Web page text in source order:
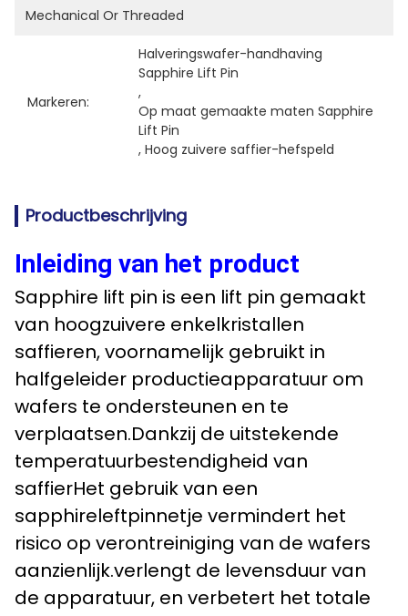
Mechanical Or Threaded
Markeren:
Halveringswafer-handhaving
Sapphire Lift Pin
,
Op maat gemaakte maten Sapphire
Lift Pin
, Hoog zuivere saffier-hefspeld
Productbeschrijving
Inleiding van het product
Sapphire lift pin is een lift pin gemaakt
van hoogzuivere enkelkristallen
saffieren, voornamelijk gebruikt in
halfgeleider productieapparatuur om
wafers te ondersteunen en te
verplaatsen.Dankzij de uitstekende
temperatuurbestendigheid van
saffierHet gebruik van een
sapphireleftpinnetje vermindert het
risico op verontreiniging van de wafers
aanzienlijk.verlengt de levensduur van
de apparatuur, en verbetert het totale